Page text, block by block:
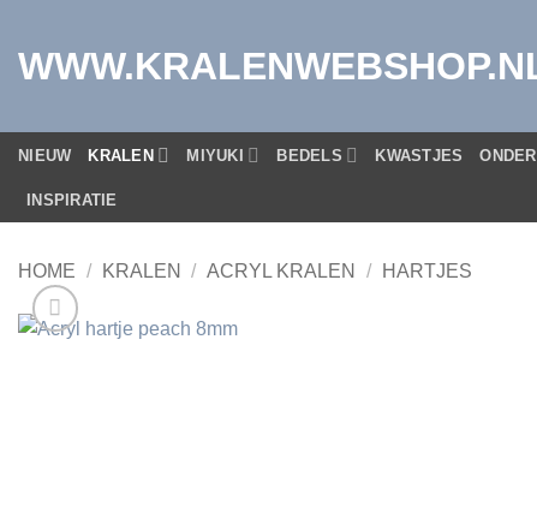
inhoud
NIEUW KRALEN MIYUKI BEDELS KWASTJES
INSPIRATIE
HOME / KRALEN / ACRYL KRALEN / HARTJES